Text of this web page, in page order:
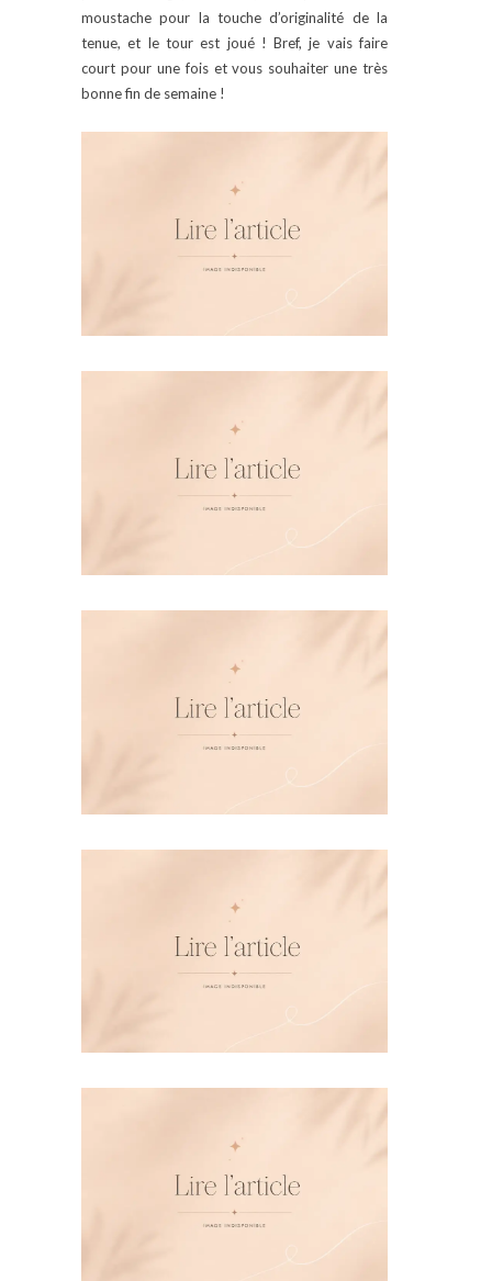
moustache pour la touche d’originalité de la
tenue, et le tour est joué ! Bref, je vais faire
court pour une fois et vous souhaiter une très
bonne fin de semaine !